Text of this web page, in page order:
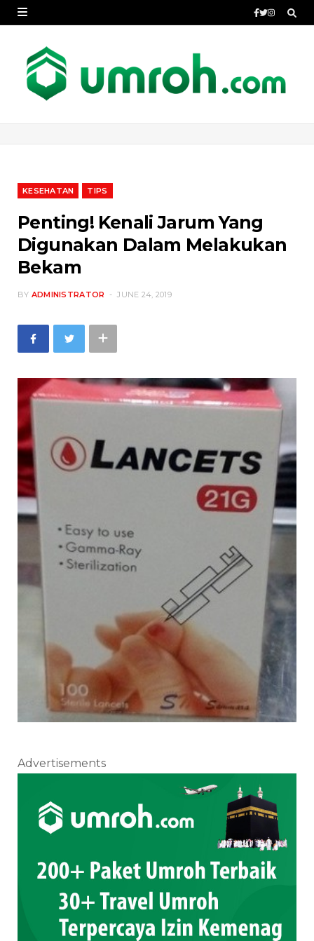
KESEHATAN TIPS
Penting! Kenali Jarum Yang
Digunakan Dalam Melakukan
Bekam
BY ADMINISTRATOR JUNE 24, 2019
Advertisements